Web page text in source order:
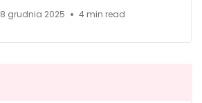
8 grudnia 2025 4 min read